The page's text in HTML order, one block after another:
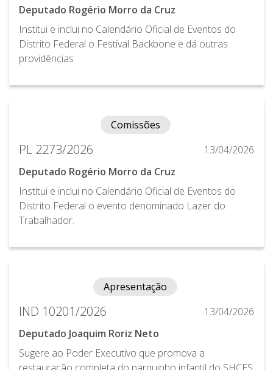
Deputado Rogério Morro da Cruz
Institui e inclui no Calendário Oficial de Eventos do
Distrito Federal o Festival Backbone e dá outras
providências
Comissões
PL 2273/2026
13/04/2026
Deputado Rogério Morro da Cruz
Institui e inclui no Calendário Oficial de Eventos do
Distrito Federal o evento denominado Lazer do
Trabalhador.
Apresentação
IND 10201/2026
13/04/2026
Deputado Joaquim Roriz Neto
Sugere ao Poder Executivo que promova a